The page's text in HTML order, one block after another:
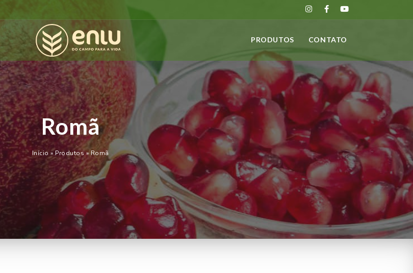
PRODUTOS CONTATO
Romã
Início »Produtos» Romã